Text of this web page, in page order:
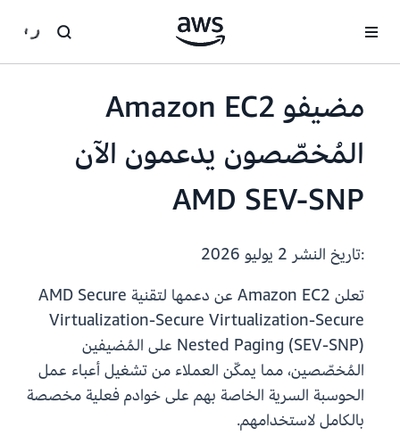
مضيفو Amazon EC2
المُخصّصون يدعمون الآن
AMD SEV-SNP
:تاريخ النشر
تعلن Amazon EC2 عن دعمها لتقنية AMD Secure
Virtualization-Secure Virtualization-Secure
Nested Paging (SEV-SNP) على المُضيفين
المُخصّصين، مما يمكّن العملاء من تشغيل أعباء عمل
الحوسبة السرية الخاصة بهم على خوادم فعلية مخصصة
بالكامل لاستخدامهم.